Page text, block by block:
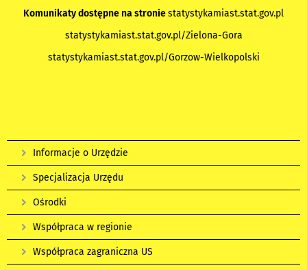
Komunikaty dostępne na stroniestatystykamiast.stat.gov.pl
statystykamiast.stat.gov.pl/Zielona-Gora
statystykamiast.stat.gov.pl/Gorzow-Wielkopolski
Informacje o Urzędzie
Specjalizacja Urzędu
Ośrodki
Współpraca w regionie
Współpraca zagraniczna US